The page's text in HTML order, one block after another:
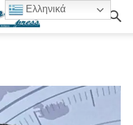
Ελληνικά